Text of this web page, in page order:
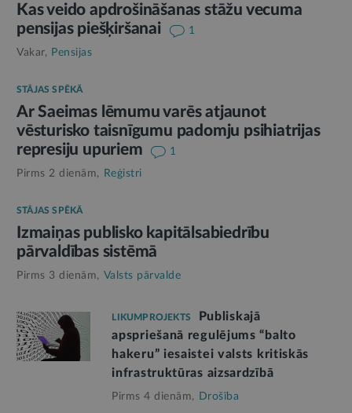
Kas veido apdrošināšanas stāžu vecuma
pensijas piešķiršanai
1
Vakar, Pensijas
STĀJAS SPĒKĀ
Ar Saeimas lēmumu varēs atjaunot
vēsturisko taisnīgumu padomju psihiatrijas
represiju upuriem
1
Pirms 2 dienām,
Reģistri
STĀJAS SPĒKĀ
Izmaiņas publisko kapitālsabiedrību
pārvaldības sistēmā
Pirms 3 dienām, Valsts pārvalde
LIKUMPROJEKTS
Publiskajā
apspriešanā regulējums “balto
hakeru” iesaistei valsts kritiskās
infrastruktūras aizsardzībā
Pirms 4 dienām, Drošība